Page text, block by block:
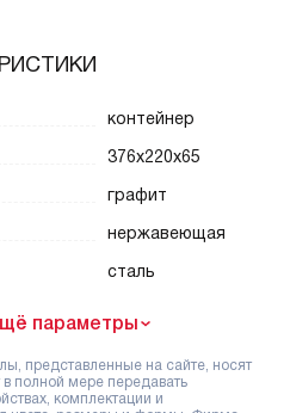
контейнер
376x220x65
графит
нержавеющая
сталь
параметры
представленные на сайте, носят
полной мере передавать
комплектации и